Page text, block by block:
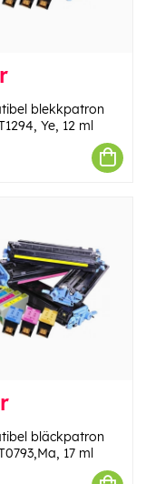
blekkpatron
Ye, 12 ml
bläckpatron
17 ml